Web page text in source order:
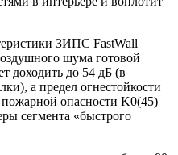
ЗИПС FastWall
шума готовой
доходить до 54 дБ (в
а предел огнестойкости
пожарной опасности K0(45)
сегмента «быстрого